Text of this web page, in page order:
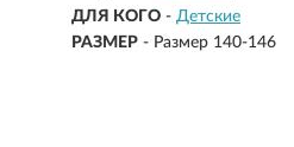
ДЛЯ КОГО - Детские
РАЗМЕР - Размер 140-146